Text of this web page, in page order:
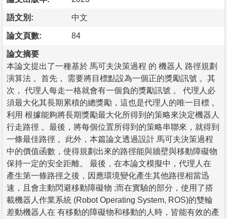
語文別: 中文
論文頁數: 84
論文摘要
本論文提出了一種基於 馬可夫決策過程 的 機器人 路徑規劃
演算法 。首先， 需要將目標點設為一個正的獎勵訊號 。其
次， 代理人每走一格就會有一個負的獎勵訊號 。 代理人必
須最大化其長期累積的總獎勵，這也是代理人的唯一目標 。
利用 根據能夠將長期獎勵最大化所得到的策略來決定機器人
行走路徑 。最後，將每個位置所得到的策略串聯來，就得到
一條最佳路徑 。此外，本篇論文透過設計 馬可夫決策過程
中的價值函數，使得規劃出來的路徑能與牆壁與移動障礙物
保持一定的安全距離。 最後，在本論文模擬中，代理人在
產生第一條路徑之後，因應環境變化產生其他路徑相當迅
速，且會主動閃避移動障礙物 ;而在實驗的部分，使用了搭
載機器人作業系統 (Robot Operating System, ROS)的雙輪
差動機器人在 有移動的障礙物和移動的人時，皆能有效的產